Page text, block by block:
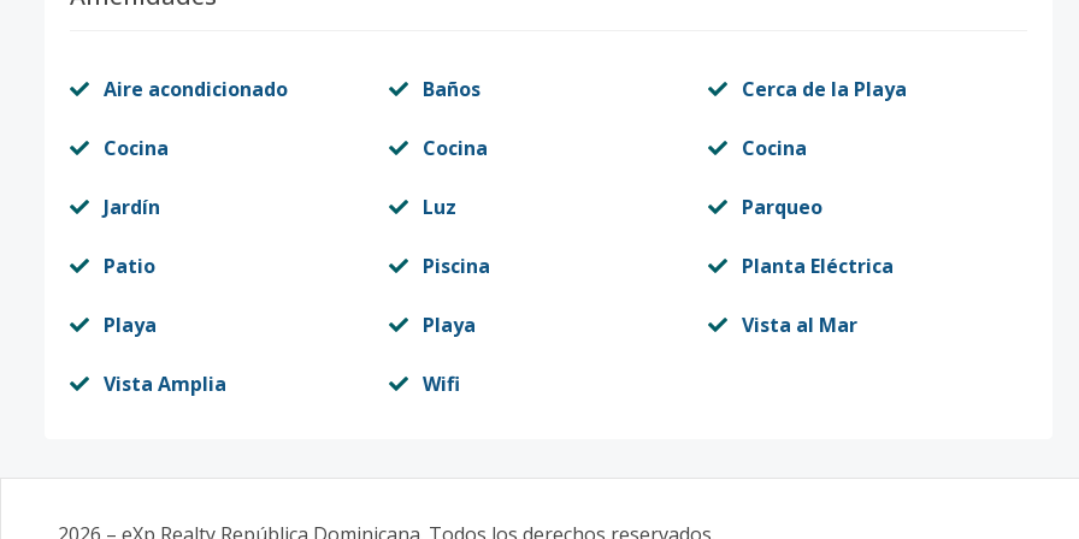
Aire acondicionado Baños Cerca de la Playa
Cocina Cocina Cocina
Jardín Luz Parqueo
Patio Piscina Planta Eléctrica
Playa Playa Vista al Mar
Vista Amplia Wifi
2026 – eXp Realty República Dominicana . Todos los derechos reservados.